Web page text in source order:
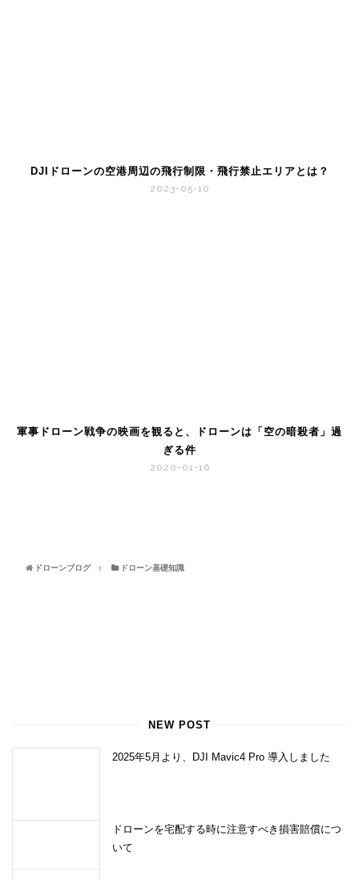
DJIドローンの空港周辺の飛行制限・飛行禁止エリアとは？
2023-05-10
軍事ドローン戦争の映画を観ると、ドローンは「空の暗殺者」過
ぎる件
2020-01-16
ドローンブログ ドローン基礎知識
NEW POST
2025年5月より、DJI Mavic4 Pro 導入しました
ドローンを宅配する時に注意すべき損害賠償につ
いて